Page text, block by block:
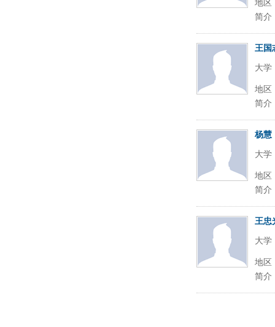
地区
简介
王国
大学
地区
简介
杨慧
大学
地区
简介
王忠
大学
地区
简介